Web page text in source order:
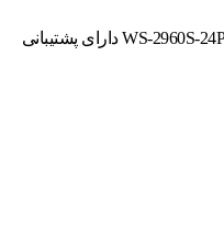
این مدل سوئیچ شبکه با 370 وات توان POE به صورت 12 پورت تا 30 وات (+POE) یا 24 پورت تا 15.4 وات (POE) بر روی هر پورت قابل استفاده می‌باشد. علاوه بر این 24 پورت POE سوییچ WS-2960S-24PS-L دارای پشتیبانی